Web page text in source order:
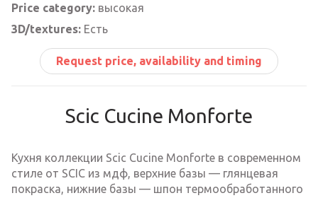
Price category: высокая
3D/textures: Есть
Request price, availability and timing
Scic Cucine Monforte
Кухня коллекции Scic Cucine Monforte в современном
стиле от SCIC из мдф, верхние базы — глянцевая
покраска, нижние базы — шпон термообработанного